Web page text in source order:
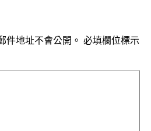
件地址不會公開。 必填欄位標示